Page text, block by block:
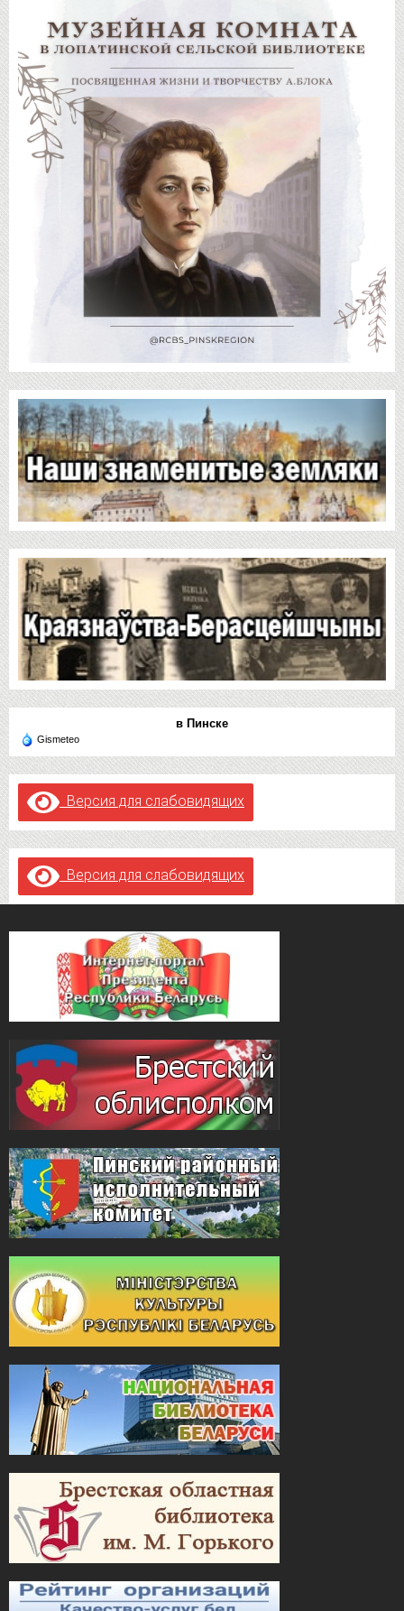
в Пинске
Gismeteo
Версия для слабовидящих
Версия для слабовидящих